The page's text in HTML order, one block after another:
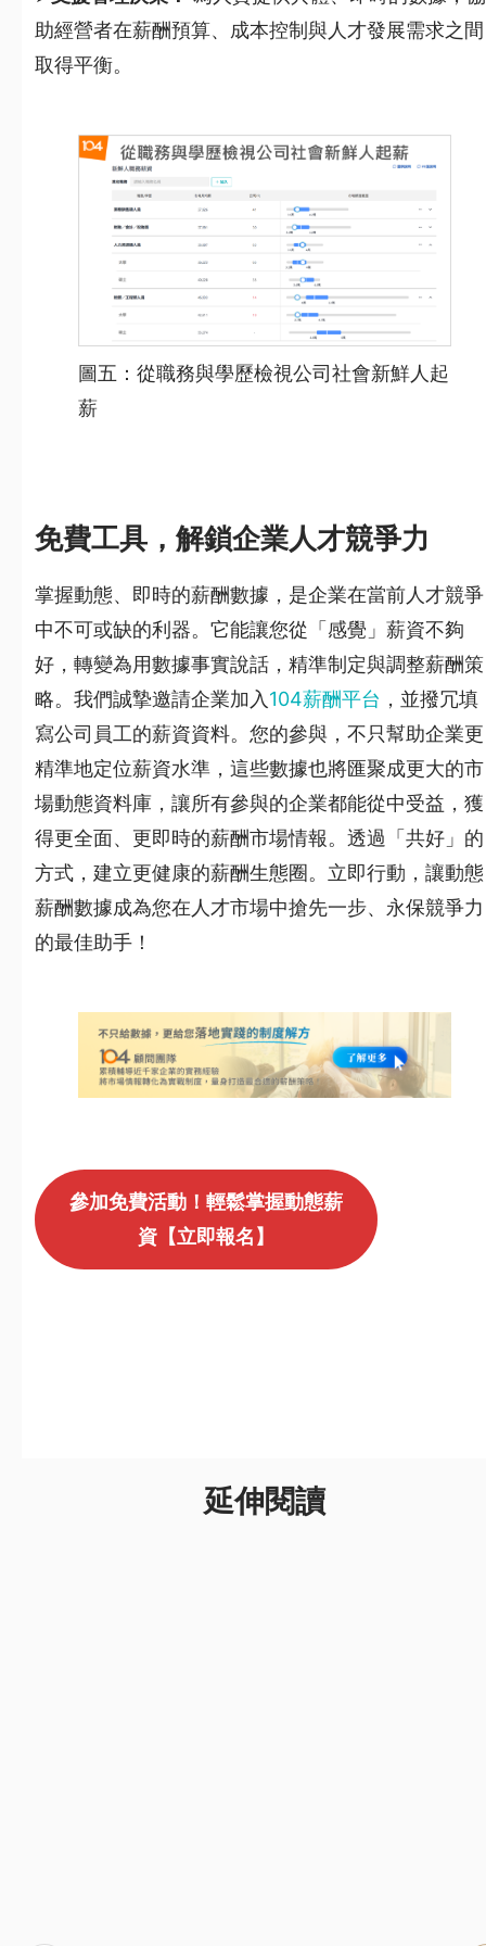
助經營者在薪酬預算、成本控制與人才發展需求之間
取得平衡。
圖五：從職務與學歷檢視公司社會新鮮人起
薪
免費工具，解鎖企業人才競爭力
掌握動態、即時的薪酬數據，是企業在當前人才競爭
中不可或缺的利器。它能讓您從「感覺」薪資不夠
好，轉變為用數據事實說話，精準制定與調整薪酬策
略。我們誠摯邀請企業加入 104薪酬平台 ，並撥冗填
寫公司員工的薪資資料。您的參與，不只幫助企業更
精準地定位薪資水準，這些數據也將匯聚成更大的市
場動態資料庫，讓所有參與的企業都能從中受益，獲
得更全面、更即時的薪酬市場情報。透過「共好」的
方式，建立更健康的薪酬生態圈。立即行動，讓動態
薪酬數據成為您在人才市場中搶先一步、永保競爭力
的最佳助手！
參加免費活動！輕鬆掌握動態薪
資【立即報名】
延伸閱讀